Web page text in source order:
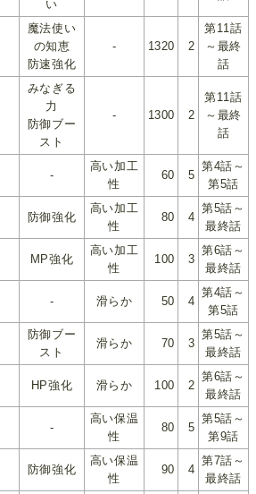
い
魔法使い
の知恵
防速強化
- 1320 2
第11話
～最終
話
みなぎる
力
防御ブー
スト
- 1300 2
第11話
～最終
話
-
高い加工
性
60 5
第4話～
第5話
防御強化
高い加工
性
80 4
第5話～
最終話
MP強化
高い加工
性
100 3
第6話～
最終話
- 滑らか 50 4
第4話～
第5話
防御ブー
スト
滑らか 70 3
第5話～
最終話
HP強化 滑らか 100 2
第6話～
最終話
-
高い保温
性
80 5
第5話～
第9話
防御強化
高い保温
性
90 4
第7話～
最終話